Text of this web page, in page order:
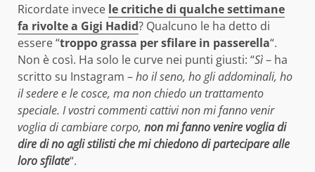
Ricordate invece le critiche di qualche settimane
fa rivolte a Gigi Hadid? Qualcuno le ha detto di
essere “troppo grassa per sfilare in passerella“.
Non è così. Ha solo le curve nei punti giusti: “Sì– ha
scritto su Instagram –ho il seno, ho gli addominali, ho
il sedere e le cosce, ma non chiedo un trattamento
speciale. I vostri commenti cattivi non mi fanno venir
voglia di cambiare corpo, non mi fanno venire voglia di
dire di no agli stilisti che mi chiedono di partecipare alle
loro sfilate“.